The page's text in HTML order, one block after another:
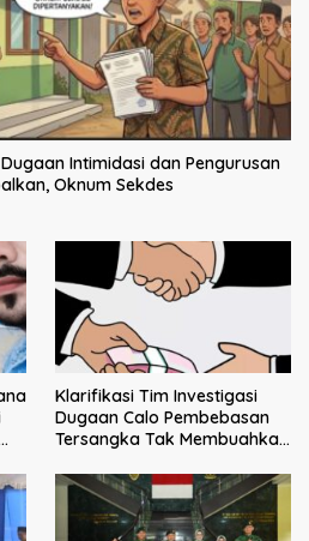
Intimidasi dan Pengurusan
Oknum Sekdes
Klarifikasi Tim Investigasi
Dugaan Calo Pembebasan
Tersangka Tak Membuahkan